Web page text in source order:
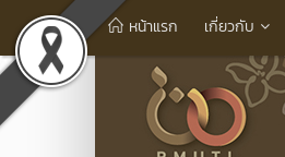
หน้าแรก เกี่ยวกับ